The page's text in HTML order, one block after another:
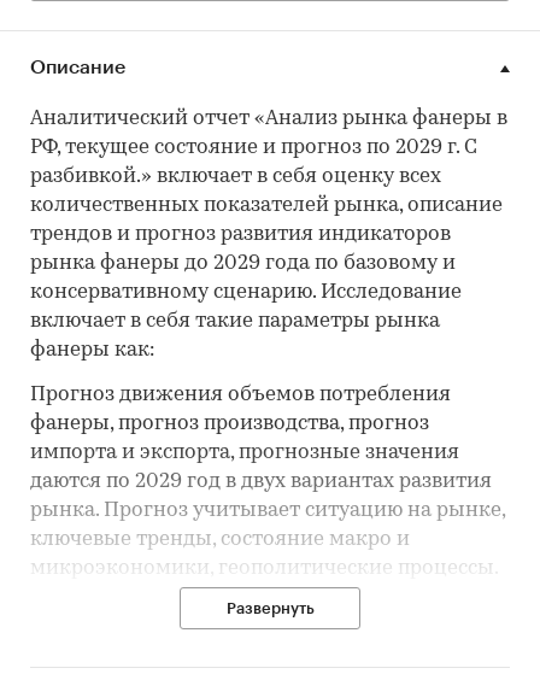
Описание
Аналитический отчет «Анализ рынка фанеры в
РФ, текущее состояние и прогноз по 2029 г. С
разбивкой.» включает в себя оценку всех
количественных показателей рынка, описание
трендов и прогноз развития индикаторов
рынка фанеры до 2029 года по базовому и
консервативному сценарию. Исследование
включает в себя такие параметры рынка
фанеры как:
Прогноз движения объемов потребления
фанеры, прогноз производства, прогноз
импорта и экспорта, прогнозные значения
даются по 2029 год в двух вариантах развития
рынка. Прогноз учитывает ситуацию на рынке,
ключевые тренды, состояние макро и
микроэкономики, геополитические процессы.
Объем потребления фанеры, динамика
Развернуть